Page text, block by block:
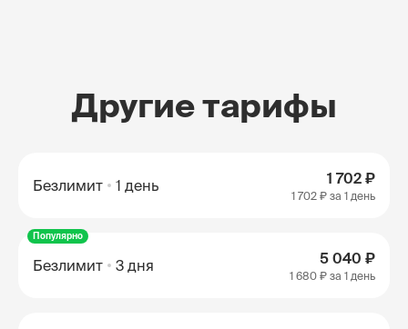
Другие тарифы
Безлимит 1 день 1 702 ₽
1 702 ₽ за 1 день
Популярно
Безлимит 3 дня 5 040 ₽
1 680 ₽ за 1 день